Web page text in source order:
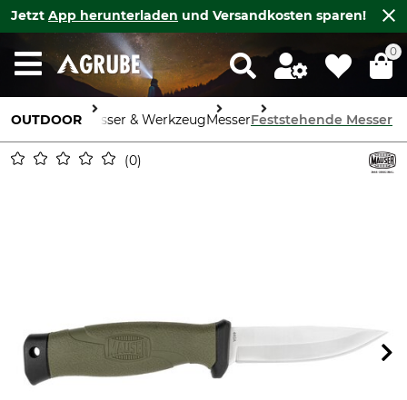
Jetzt App herunterladen und Versandkosten sparen!
0
OUTDOOR Messer & WerkzeugMesserFeststehende Messer
0